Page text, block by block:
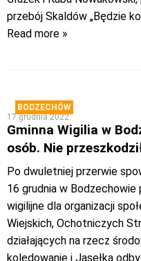
przebój Skaldów „Będzie
Read more »
BODZECHÓW
17 grudnia 2022
Gminna Wigilia w
osób. Nie
Po dwuletniej przerwie
16 grudnia w
wigilijne dla organizacji
Wiejskich, Ochotniczych
działających na rzecz
kolędowanie i Jasełka